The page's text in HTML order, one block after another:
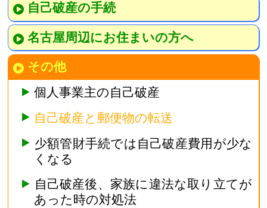
自己破産の手続
名古屋周辺にお住まいの方へ
その他
個人事業主の自己破産
自己破産と郵便物の転送
少額管財手続では自己破産費用が少な
くなる
自己破産後、家族に違法な取り立てが
あった時の対処法